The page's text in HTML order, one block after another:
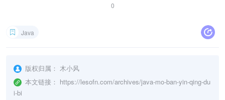
0
Java
版权归属： 木小风
本文链接： https://lesofn.com/archives/java-mo-ban-yin-qing-du
i-bi